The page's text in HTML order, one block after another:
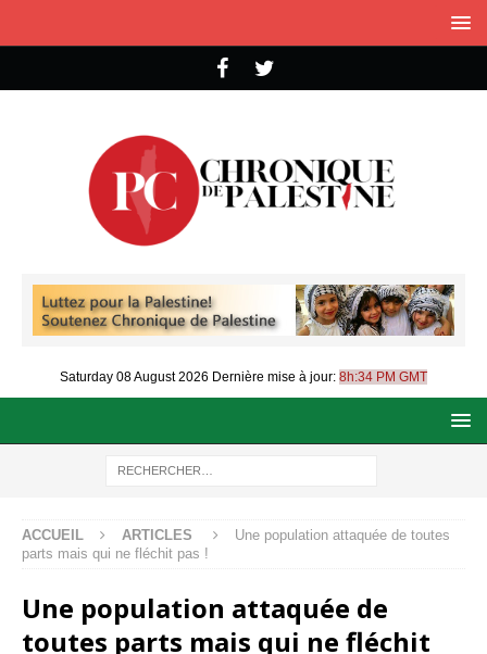
Saturday 08 August 2026 Dernière mise à jour: 8h:34 PM GMT
ACCUEIL ARTICLES
Une population attaquée de toutes
parts mais qui ne fléchit pas !
Une population attaquée de
toutes parts mais qui ne fléchit